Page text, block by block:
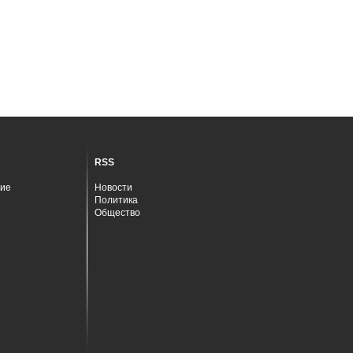
RSS
Новости
Политика
Общество